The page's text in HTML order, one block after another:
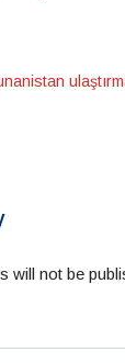
will not be